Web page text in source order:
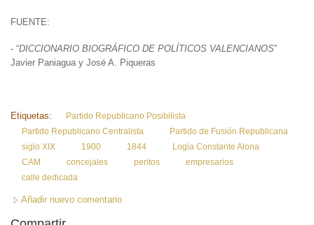
- “DICCIONARIO BIOGRÁFICO DE POLÍTICOS VALENCIANOS”
Javier Paniagua y José A. Piqueras
Etiquetas:
Partido Republicano Posibilista
Partido Republicano Centralista
Partido de Fusión Republicana
siglo XIX
1900 1844
Logia Constante Alona
CAM
concejales peritos
empresarios
calle dedicada
Añadir nuevo comentario